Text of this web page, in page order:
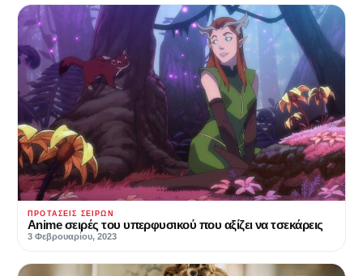
ΠΡΟΤΆΣΕΙΣ ΣΕΙΡΏΝ
Anime σειρές του υπερφυσικού που αξίζει να τσεκάρεις
3 Φεβρουαρίου, 2023